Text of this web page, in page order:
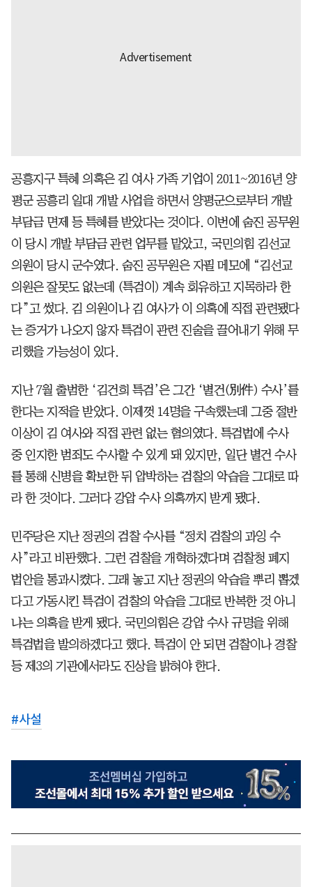
공흥지구 특혜 의혹은 김 여사 가족 기업이 2011~2016년 양
평군 공흥리 일대 개발 사업을 하면서 양평군으로부터 개발
부담금 면제 등 특혜를 받았다는 것이다. 이번에 숨진 공무원
이 당시 개발 부담금 관련 업무를 맡았고, 국민의힘 김선교
의원이 당시 군수였다. 숨진 공무원은 자필 메모에 “김선교
의원은 잘못도 없는데 (특검이) 계속 회유하고 지목하라 한
다”고 썼다. 김 의원이나 김 여사가 이 의혹에 직접 관련됐다
는 증거가 나오지 않자 특검이 관련 진술을 끌어내기 위해 무
리했을 가능성이 있다.
지난 7월 출범한 ‘김건희 특검’은 그간 ‘별건(別件) 수사’를
한다는 지적을 받았다. 이제껏 14명을 구속했는데 그중 절반
이상이 김 여사와 직접 관련 없는 혐의였다. 특검법에 수사
중 인지한 범죄도 수사할 수 있게 돼 있지만, 일단 별건 수사
를 통해 신병을 확보한 뒤 압박하는 검찰의 악습을 그대로 따
라 한 것이다. 그러다 강압 수사 의혹까지 받게 됐다.
민주당은 지난 정권의 검찰 수사를 “정치 검찰의 과잉 수
사”라고 비판했다. 그런 검찰을 개혁하겠다며 검찰청 폐지
법안을 통과시켰다. 그래 놓고 지난 정권의 악습을 뿌리 뽑겠
다고 가동시킨 특검이 검찰의 악습을 그대로 반복한 것 아니
냐는 의혹을 받게 됐다. 국민의힘은 강압 수사 규명을 위해
특검법을 발의하겠다고 했다. 특검이 안 되면 검찰이나 경찰
등 제3의 기관에서라도 진상을 밝혀야 한다.
#사설